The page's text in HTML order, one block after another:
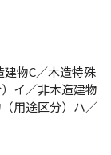
物C／木造特殊
イ／非木造建物
用途区分）ハ／